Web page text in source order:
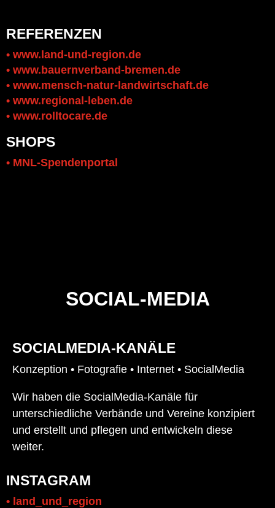
REFERENZEN
• www.land-und-region.de
• www.bauernverband-bremen.de
• www.mensch-natur-landwirtschaft.de
• www.regional-leben.de
• www.rolltocare.de
SHOPS
• MNL-Spendenportal
SOCIAL-MEDIA
SOCIALMEDIA-KANÄLE
Konzeption • Fotografie • Internet • SocialMedia
Wir haben die SocialMedia-Kanäle für
unterschiedliche Verbände und Vereine konzipiert
und erstellt und pflegen und entwickeln diese
weiter.
INSTAGRAM
• land_und_region